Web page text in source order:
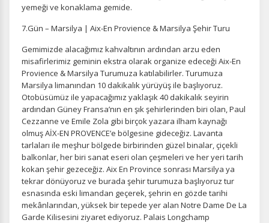
İstatistik Çerezleri
Ziyaretçilerin siteyi nasıl kullandığını anonim olarak
ölçeriz. Hangi sayfaların popüler olduğunu ve
kullanıcıların nerede zorluk yaşadığını anlamamıza
yardımcı olur.
Pazarlama Çerezleri
Size ve ilgi alanlarınıza uygun reklamlar göstermek için
kullanılır. Kapatırsanız reklamları görmeye devam
edersiniz, ancak daha az alakalı olabilirler.
yemeği ve konaklama gemide.
7.Gün – Marsilya | Aix-En Provience & Marsilya Şehir Turu
Gemimizde alacağımız kahvaltının ardından arzu eden
misafirlerimiz geminin ekstra olarak organize edeceği Aix-En
Provience & Marsilya Turumuza katılabilirler. Turumuza
Marsilya limanından 10 dakikalık yürüyüş ile başlıyoruz.
Otobüsümüz ile yapacağımız yaklaşık 40 dakikalık seyirin
ardından Güney Fransa’nın en şık şehirlerinden biri olan, Paul
Cezzanne ve Emile Zola gibi birçok yazara ilham kaynağı
olmuş AİX-EN PROVENCE’e bölgesine gideceğiz. Lavanta
tarlaları ile meşhur bölgede birbirinden güzel binalar, çiçekli
balkonlar, her biri sanat eseri olan çeşmeleri ve her yeri tarih
kokan şehir gezeceğiz. Aix En Province sonrası Marsilya ya
tekrar dönüyoruz ve burada şehir turumuza başlıyoruz tur
esnasında eski limandan geçerek, şehrin en gözde tarihi
mekânlarından, yüksek bir tepede yer alan Notre Dame De La
Garde Kilisesini ziyaret ediyoruz. Palais Longchamp